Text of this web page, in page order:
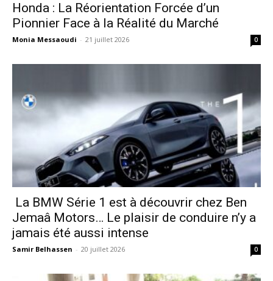
Honda : La Réorientation Forcée d’un
Pionnier Face à la Réalité du Marché
Monia Messaoudi - 21 juillet 2026 0
La BMW Série 1 est à découvrir chez Ben
Jemaâ Motors… Le plaisir de conduire n’y a
jamais été aussi intense
Samir Belhassen - 20 juillet 2026 0